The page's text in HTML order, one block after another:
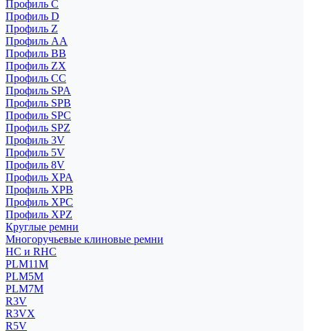
Профиль C
Профиль D
Профиль Z
Профиль АА
Профиль BB
Профиль ZX
Профиль CC
Профиль SPA
Профиль SPB
Профиль SPC
Профиль SPZ
Профиль 3V
Профиль 5V
Профиль 8V
Профиль XPA
Профиль XPB
Профиль XPC
Профиль XPZ
Круглые ремни
Многоручьевые клиновые ремни
HC и RHC
PLM11M
PLM5M
PLM7M
R3V
R3VX
R5V